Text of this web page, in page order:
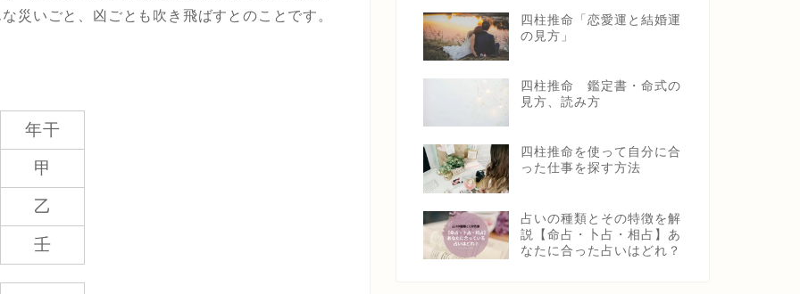
災いごと、凶ごとも吹き飛ばすとのことです。
年干
甲
乙
壬
四柱推命「恋愛運と結婚運
の見方」
四柱推命 鑑定書・命式の
見方、読み方
四柱推命を使って自分に合
った仕事を探す方法
占いの種類とその特徴を解
説【命占・卜占・相占】あ
なたに合った占いはどれ？